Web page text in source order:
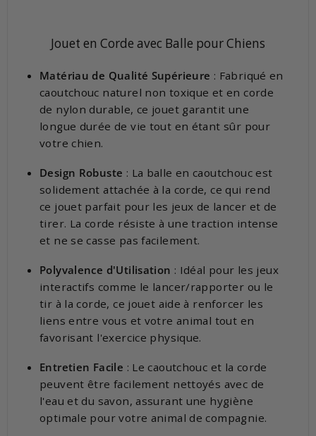
Jouet en Corde avec Balle pour Chiens
Matériau de Qualité Supérieure : Fabriqué en
caoutchouc naturel non toxique et en corde
de nylon durable, ce jouet garantit une
longue durée de vie tout en étant sûr pour
votre chien.
Design Robuste : La balle en caoutchouc est
solidement attachée à la corde, ce qui rend
ce jouet parfait pour les jeux de lancer et de
tirer. La corde résiste à une traction intense
et ne se casse pas facilement.
Polyvalence d'Utilisation : Idéal pour les jeux
interactifs comme le lancer/rapporter ou le
tir à la corde, ce jouet aide à renforcer les
liens entre vous et votre animal tout en
favorisant l'exercice physique.
Entretien Facile : Le caoutchouc et la corde
peuvent être facilement nettoyés avec de
l'eau et du savon, assurant une hygiène
optimale pour votre animal de compagnie.